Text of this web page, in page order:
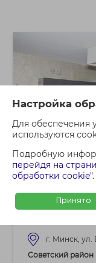
Настройка
Для обеспечения
используются
Подробную
перейдя на
обработки cookie".
Принято
4+ - КОМНАТНАЯ
в центре
г. Минск, ул.
Советский район